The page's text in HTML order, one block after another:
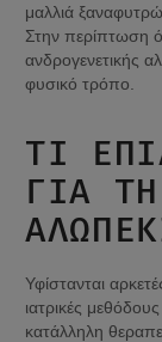
μαλλιά
Στην περίπτωση
ανδρογενετικής
φυσικό τρόπο.
ΤΙ
ΓΙΑ
Υφίστανται
ιατρικές
κατάλληλη